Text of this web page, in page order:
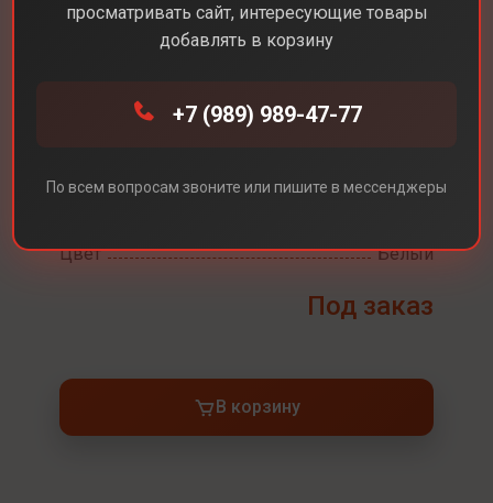
Консоли Sony PS5 Slim
Цвет
Белый
Под заказ
В корзину
просматривать сайт, интересующие товары
добавлять в корзину
+7 (989) 989-47-77
По всем вопросам звоните или пишите в мессенджеры